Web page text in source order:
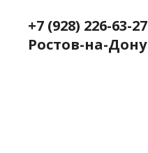
+7 (928) 226-63-27
Ростов-на-Дону